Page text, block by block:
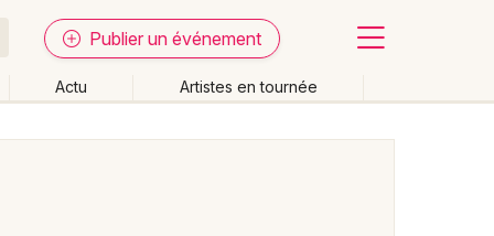
Publier un événement
Actu Artistes en tournée